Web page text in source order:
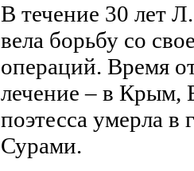
В течение 30 лет
вела борьбу со
операций. Время
лечение – в Крым,
поэтесса умерла в
Сурами.